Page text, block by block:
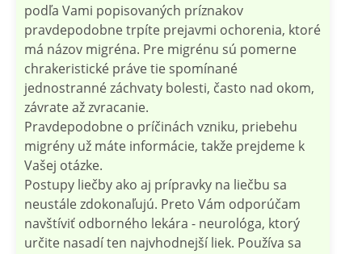
podľa Vami popisovaných príznakov
pravdepodobne trpíte prejavmi ochorenia, ktoré
má názov migréna. Pre migrénu sú pomerne
chrakeristické práve tie spomínané
jednostranné záchvaty bolesti, často nad okom,
závrate až zvracanie.
Pravdepodobne o príčinách vzniku, priebehu
migrény už máte informácie, takže prejdeme k
Vašej otázke.
Postupy liečby ako aj prípravky na liečbu sa
neustále zdokonaľujú. Preto Vám odporúčam
navštíviť odborného lekára - neurológa, ktorý
určite nasadí ten najvhodnejší liek. Používa sa